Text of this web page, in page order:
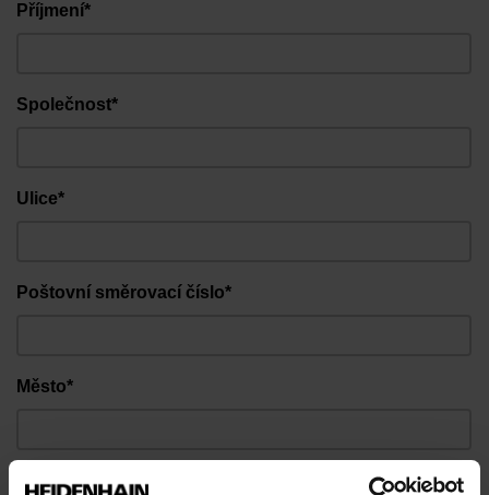
Příjmení*
Společnost*
Ulice*
Poštovní směrovací číslo*
Město*
Země / Region*